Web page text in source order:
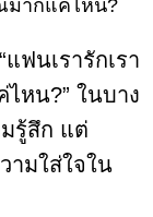
ากแค่ไหน?
ฟนเรารักเรา
ไหน?” ในบาง
รู้สึก แต่
ามใส่ใจใน